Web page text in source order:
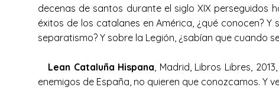
decenas de santos durante el siglo XIX perseguidos
éxitos de los catalanes en América, ¿qué conocen?
separatismo? Y sobre la Legión, ¿sabían que cuando
Lean Cataluña Hispana, Madrid, Libros Libres,
enemigos de España, no quieren que conozcamos. Y